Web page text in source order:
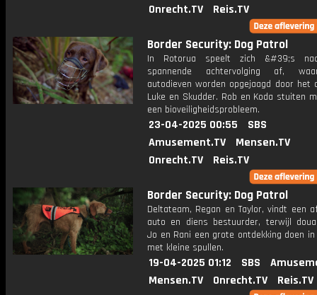
Onrecht.TV
Reis.TV
Border Security: Dog Patrol
In Rotorua speelt zich &#39;s
spannende achtervolging af,
autodieven worden opgejaagd door het
Luke en Skudder. Rob en Koda stuiten
een bioveiligheidsprobleem.
23-04-2025 00:55
SBS
Amusement.TV
Mensen.TV
Onrecht.TV
Reis.TV
Border Security: Dog Patrol
Deltateam, Regan en Taylor, vindt een
auto en diens bestuurder, terwijl
Jo en Rani een grote ontdekking doen
met kleine spullen.
19-04-2025 01:12 SBS
Mensen.TV
Onrecht.TV Reis.TV